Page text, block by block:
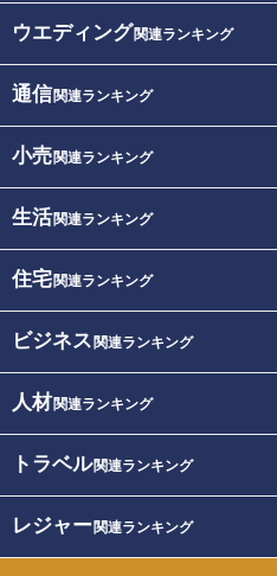
ウエディング関連ランキング
通信関連ランキング
小売関連ランキング
生活関連ランキング
住宅関連ランキング
ビジネス 関連ランキング
人材関連ランキング
トラベル関連ランキング
レジャー関連ランキング